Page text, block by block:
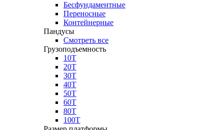
Бесфундаментные
Переносные
Контейнерные
Пандусы
Смотреть все
Грузоподъемность
10Т
20Т
30Т
40Т
50Т
60Т
80Т
100Т